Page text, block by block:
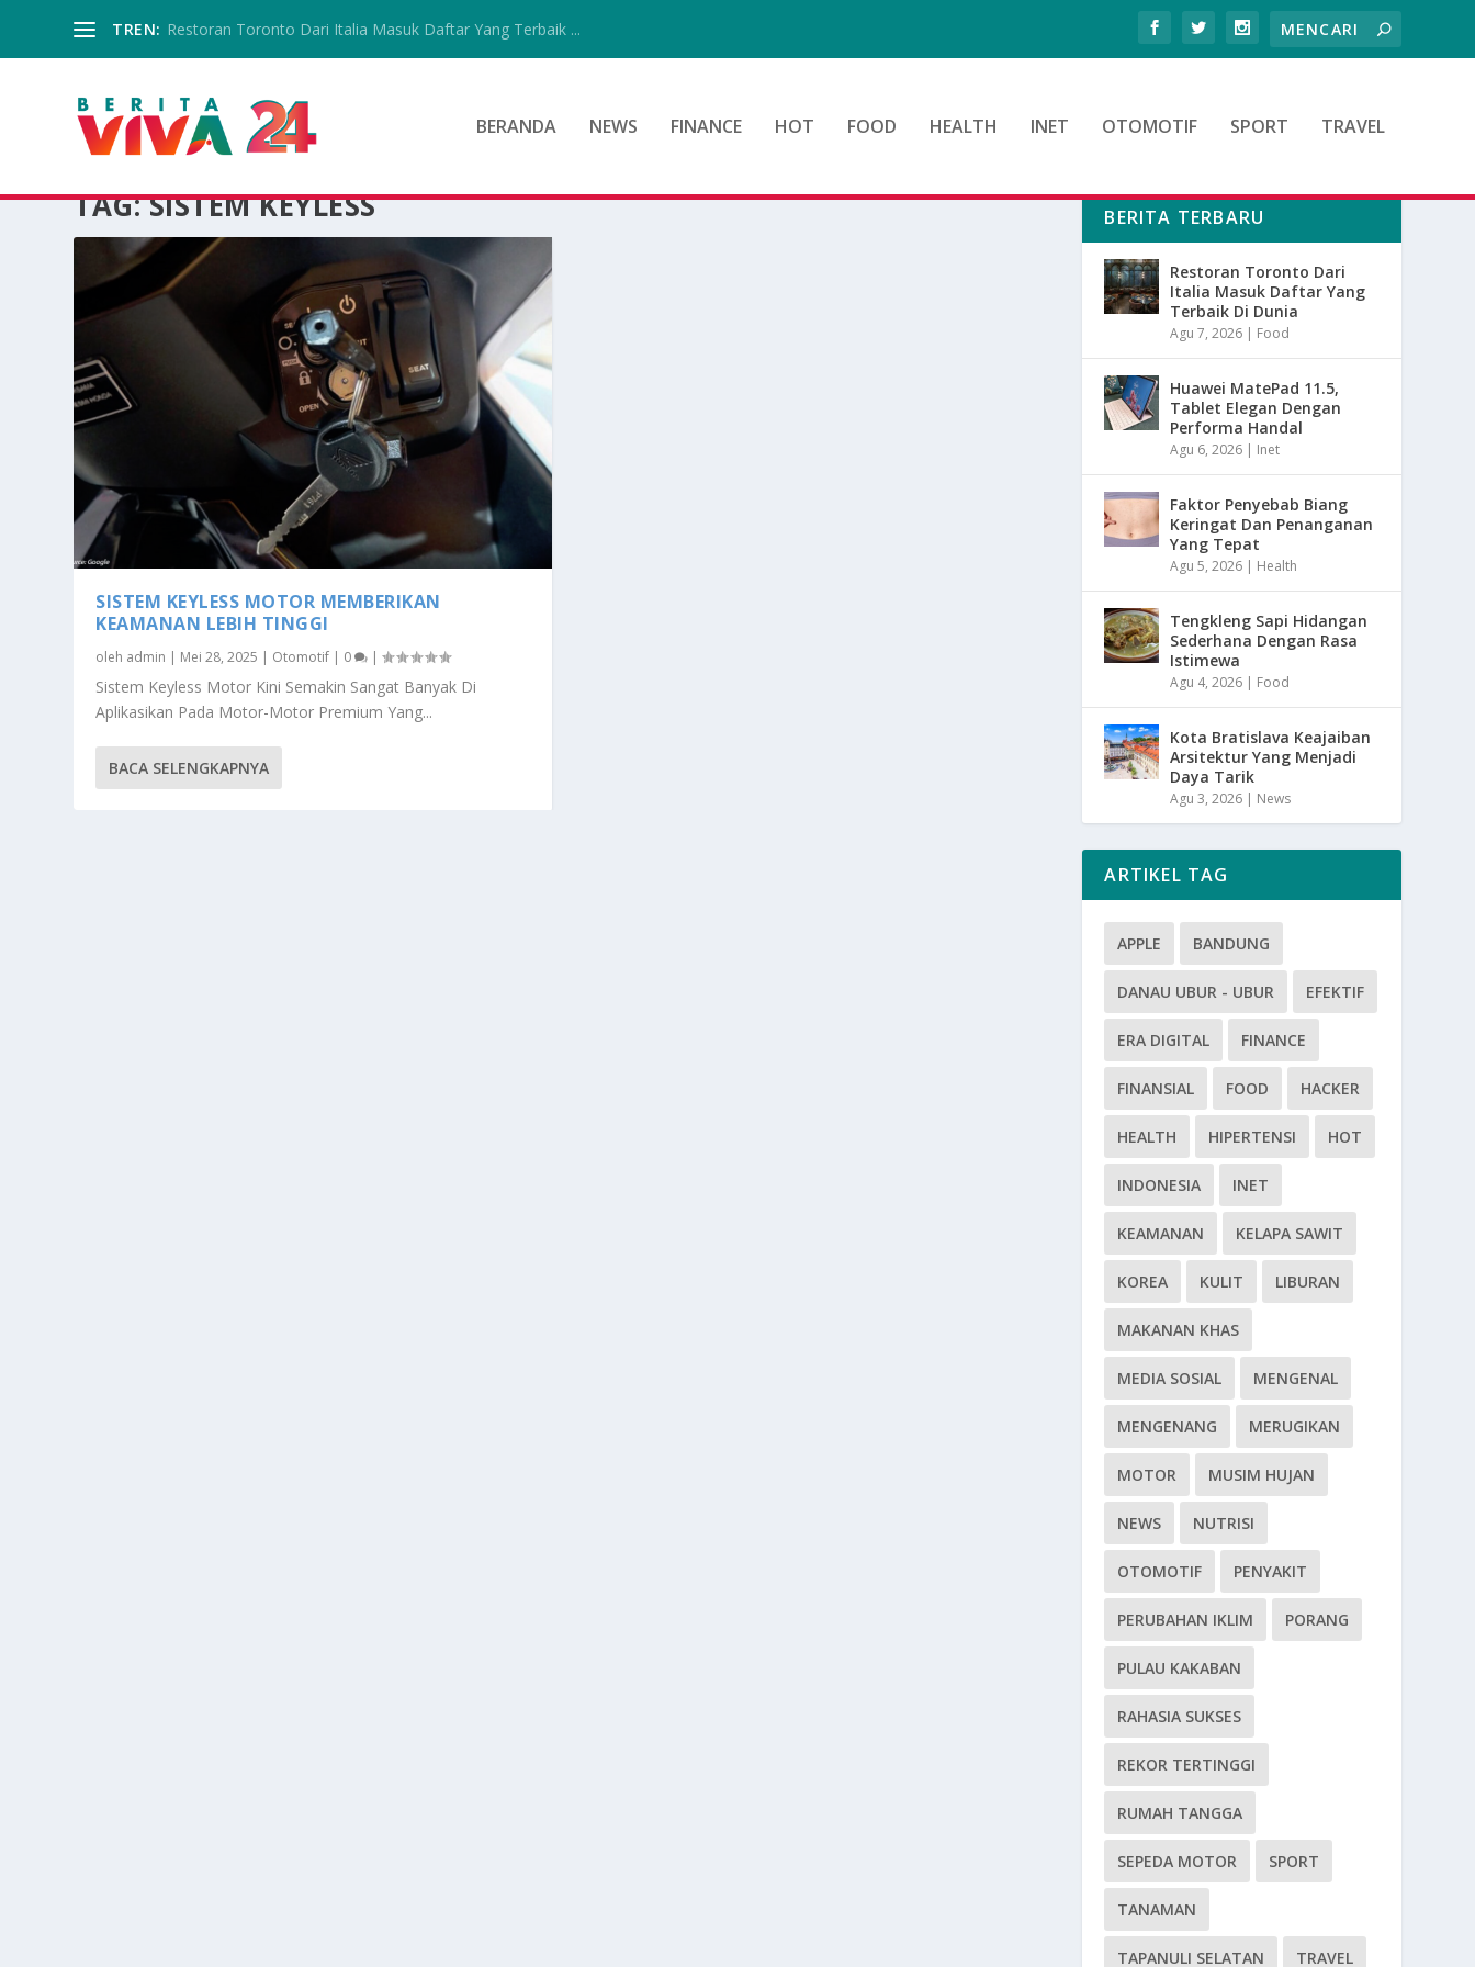
TREN: Restoran Toronto Dari Italia Masuk Daftar Yang Terbaik ...
BERANDA NEWS FINANCE HOT FOOD HEALTH INET OTOMOTIF SPORT TRAVEL
TAG:SISTEM KEYLESS
SISTEM KEYLESS MOTOR MEMBERIKAN
KEAMANAN LEBIH TINGGI
oleh admin | Mei 28, 2025 | Otomotif | 0 |
Sistem Keyless Motor Kini Semakin Sangat Banyak Di
Aplikasikan Pada Motor-Motor Premium Yang...
BACA SELENGKAPNYA
BERITA TERBARU
Restoran Toronto Dari
Italia Masuk Daftar Yang
Terbaik Di Dunia
Agu 7, 2026 | Food
Huawei MatePad 11.5,
Tablet Elegan Dengan
Performa Handal
Agu 6, 2026 | Inet
Faktor Penyebab Biang
Keringat Dan Penanganan
Yang Tepat
Agu 5, 2026 | Health
Tengkleng Sapi Hidangan
Sederhana Dengan Rasa
Istimewa
Agu 4, 2026 | Food
Kota Bratislava Keajaiban
Arsitektur Yang Menjadi
Daya Tarik
Agu 3, 2026 | News
ARTIKEL TAG
APPLE BANDUNG
DANAU UBUR - UBUR EFEKTIF
ERA DIGITAL FINANCE
FINANSIAL FOOD HACKER
HEALTH HIPERTENSI HOT
INDONESIA INET
KEAMANAN KELAPA SAWIT
KOREA KULIT LIBURAN
MAKANAN KHAS
MEDIA SOSIAL MENGENAL
MENGENANG MERUGIKAN
MOTOR MUSIM HUJAN
NEWS NUTRISI
OTOMOTIF PENYAKIT
PERUBAHAN IKLIM PORANG
PULAU KAKABAN
RAHASIA SUKSES
REKOR TERTINGGI
RUMAH TANGGA
SEPEDA MOTOR SPORT
TANAMAN
TAPANULI SELATAN TRAVEL